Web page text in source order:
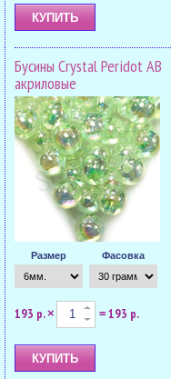
Бусины Crystal Peridot AB
акриловые
Размер Фасовка
193 р.× = 193 р.